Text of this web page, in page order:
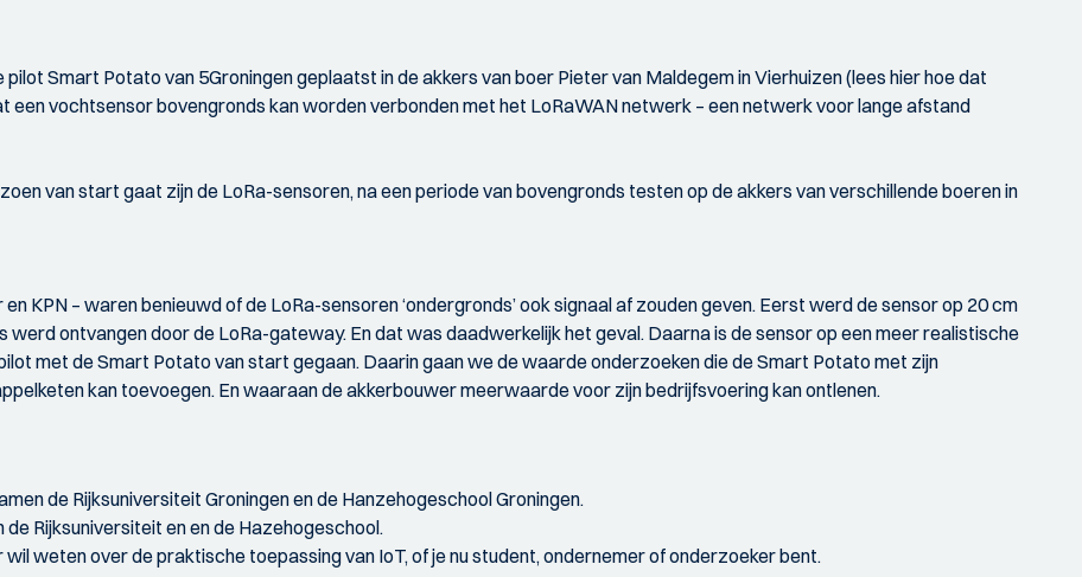
Smart Potato van 5Groningen geplaatst in de akkers van boer Pieter van Maldegem in Vierhuizen (lees hier hoe dat
vochtsensor bovengronds kan worden verbonden met het LoRaWAN netwerk – een netwerk voor lange afstand
van start gaat zijn de LoRa-sensoren, na een periode van bovengronds testen op de akkers van verschillende boeren in
KPN – waren benieuwd of de LoRa-sensoren ‘ondergronds’ ook signaal af zouden geven. Eerst werd de sensor op 20 cm
ontvangen door de LoRa-gateway. En dat was daadwerkelijk het geval. Daarna is de sensor op een meer realistische
met de Smart Potato van start gegaan. Daarin gaan we de waarde onderzoeken die de Smart Potato met zijn
kan toevoegen. En waaraan de akkerbouwer meerwaarde voor zijn bedrijfsvoering kan ontlenen.
de Rijksuniversiteit Groningen en de Hanzehogeschool Groningen.
Rijksuniversiteit en en de Hazehogeschool.
weten over de praktische toepassing van IoT, of je nu student, ondernemer of onderzoeker bent.